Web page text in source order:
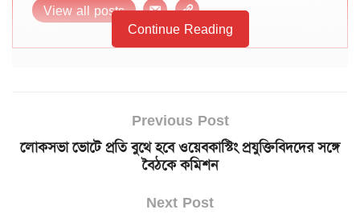
View all posts
Continue Reading
Previous Post
লোকসভা ভোটে প্রতি বুথে হবে ওয়েবকাস্টিং প্রযুক্তিবিদদের সঙ্গে
বৈঠকে কমিশন
Next Post